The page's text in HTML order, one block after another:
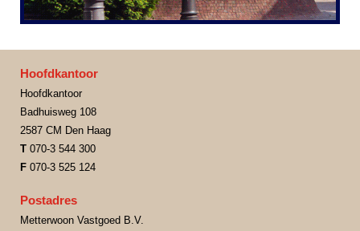
Hoofdkantoor
Hoofdkantoor
Badhuisweg 108
2587 CM Den Haag
T 070-3 544 300
F 070-3 525 124
Postadres
Metterwoon Vastgoed B.V.